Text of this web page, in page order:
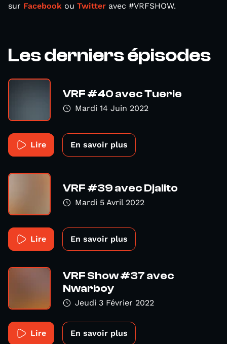
sur Facebook ou Twitter avec #VRFSHOW.
Les derniers épisodes
VRF #40 avec Tuerie
Mardi 14 Juin 2022
Lire En savoir plus
VRF #39 avec Djalito
Mardi 5 Avril 2022
Lire En savoir plus
VRF Show #37 avec
Nwarboy
Jeudi 3 Février 2022
Lire En savoir plus